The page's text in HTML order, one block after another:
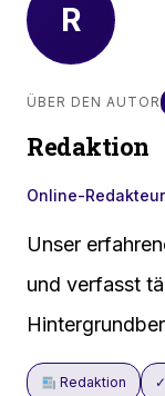
R
ÜBER DEN AUTOR
Redaktion
Online-Redakteur
Unser
und verfasst
Redaktion